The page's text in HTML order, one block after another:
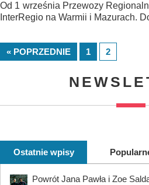
Od 1 września Przewozy
InterRegio na Warmii i Mazurach.
« POPRZEDNIE 1 2
Ostatnie wpisy
Powrót Jana Pawła i Zoe